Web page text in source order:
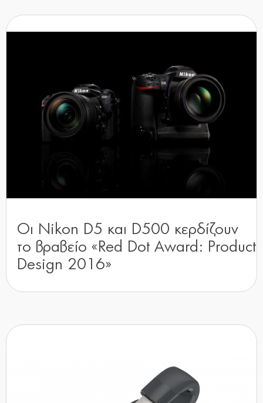
Οι Nikon D5 και D500 κερδίζουν
το βραβείο «Red Dot Award: Product
Design 2016»